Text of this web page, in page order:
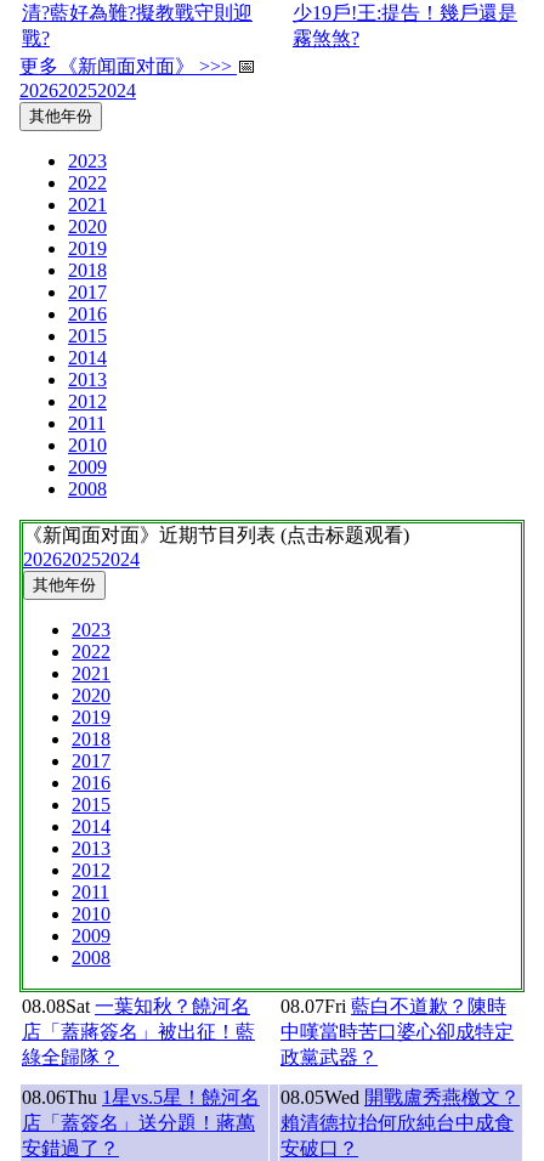
清?藍好為難?擬教戰守則迎
戰?
少19戶!王:提告！幾戶還是
霧煞煞?
更多《新闻面对面》 >>> 📅
202620252024
其他年份
2023
2022
2021
2020
2019
2018
2017
2016
2015
2014
2013
2012
2011
2010
2009
2008
《新闻面对面》 近期节目列表 (点击标题观看)
202620252024
其他年份
2023
2022
2021
2020
2019
2018
2017
2016
2015
2014
2013
2012
2011
2010
2009
2008
08.08Sat 一葉知秋？饒河名
店「蓋蔣簽名」被出征！藍
綠全歸隊？
08.07Fri 藍白不道歉？陳時
中嘆當時苦口婆心卻成特定
政黨武器？
08.06Thu 1星vs.5星！饒河名
店「蓋簽名」送分題！蔣萬
安錯過了？
08.05Wed 開戰盧秀燕檄文？
賴清德拉抬何欣純台中成食
安破口？